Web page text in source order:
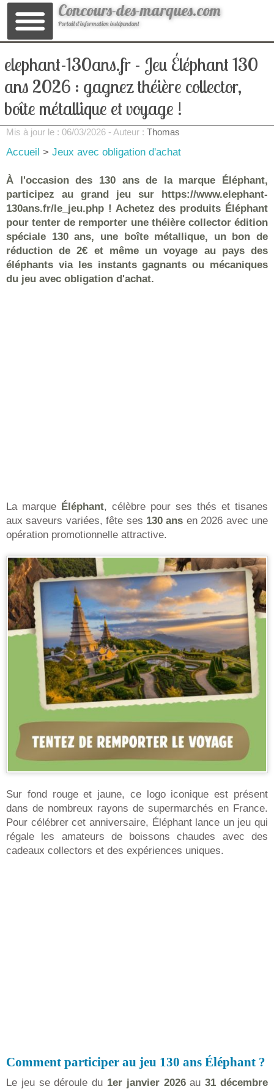
Concours-des-marques.com
Portail d'information indépendant
elephant-130ans.fr - Jeu Éléphant 130
ans 2026 : gagnez théière collector,
boîte métallique et voyage !
Mis à jour le : 06/03/2026 - Auteur : Thomas
Accueil > Jeux avec obligation d'achat
À l'occasion des 130 ans de la marque Éléphant,
participez au grand jeu sur https://www.elephant-
130ans.fr/le_jeu.php ! Achetez des produits Éléphant
pour tenter de remporter une théière collector édition
spéciale 130 ans, une boîte métallique, un bon de
réduction de 2€ et même un voyage au pays des
éléphants via les instants gagnants ou mécaniques
du jeu avec obligation d'achat.
La marque Éléphant, célèbre pour ses thés et tisanes
aux saveurs variées, fête ses 130 ans en 2026 avec une
opération promotionnelle attractive.
Sur fond rouge et jaune, ce logo iconique est présent
dans de nombreux rayons de supermarchés en France.
Pour célébrer cet anniversaire, Éléphant lance un jeu qui
régale les amateurs de boissons chaudes avec des
cadeaux collectors et des expériences uniques.
Comment participer au jeu 130 ans Éléphant ?
Le jeu se déroule du 1er janvier 2026au31 décembre